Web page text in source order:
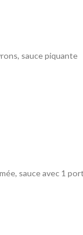
sauce piquante
sauce avec 1